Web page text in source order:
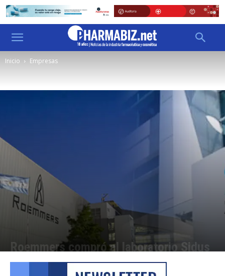
Inicio Empresas
Roemmers compró al laboratorio Sidus
Por Cristina Kroll - 07/10/2025 16:15